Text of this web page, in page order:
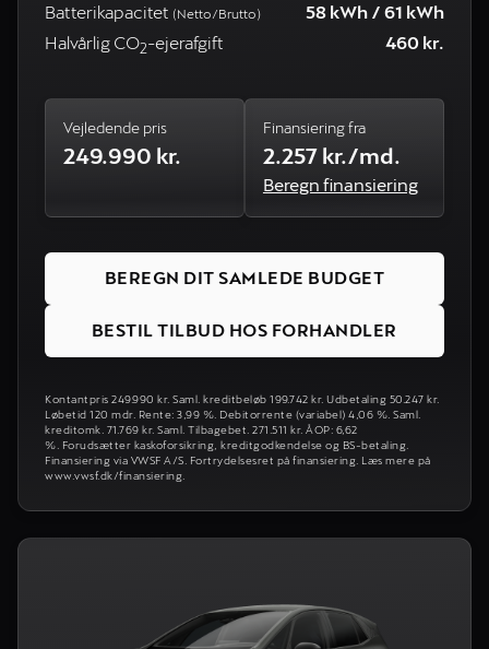
58 kWh / 61 kWh
Batterikapacitet (Netto/Brutto)
460 kr.
Halvårlig CO2-ejerafgift
Vejledende pris
249.990 kr.
Finansiering fra
2.257 kr./md.
Beregn finansiering
BEREGN DIT SAMLEDE BUDGET
BESTIL TILBUD HOS FORHANDLER
Kontantpris 249.990 kr. Saml. kreditbeløb 199.742 kr. Udbetaling 50.247 kr.
Løbetid 120 mdr. Rente: 3,99 %. Debitorrente (variabel) 4,06 %. Saml.
kreditomk. 71.769 kr. Saml. Tilbagebet. 271.511 kr. ÅOP: 6,62
%. Forudsætter kaskoforsikring, kreditgodkendelse og BS-betaling.
Finansiering via VWSF A/S. Fortrydelsesret på finansiering. Læs mere på
www.vwsf.dk/finansiering.